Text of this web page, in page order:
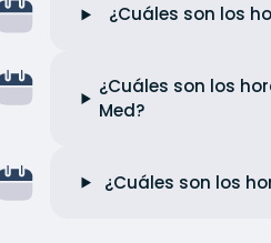
¿Cuáles son los
¿Cuáles son los
Med?
¿Cuáles son los